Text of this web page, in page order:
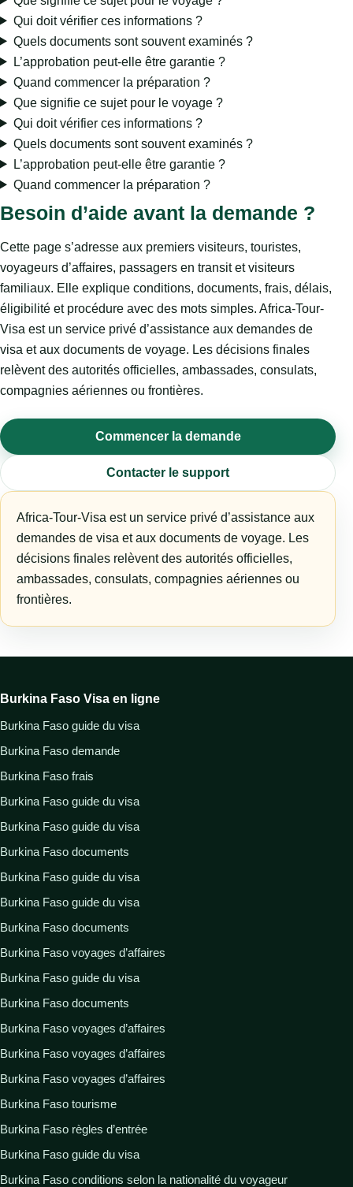
Qui doit vérifier ces informations ?
Quels documents sont souvent examinés ?
L’approbation peut-elle être garantie ?
Quand commencer la préparation ?
Que signifie ce sujet pour le voyage ?
Qui doit vérifier ces informations ?
Quels documents sont souvent examinés ?
L’approbation peut-elle être garantie ?
Quand commencer la préparation ?
Besoin d’aide avant la demande ?
Cette page s’adresse aux premiers visiteurs, touristes,
voyageurs d’affaires, passagers en transit et visiteurs
familiaux. Elle explique conditions, documents, frais, délais,
éligibilité et procédure avec des mots simples. Africa-Tour-
Visa est un service privé d’assistance aux demandes de
visa et aux documents de voyage. Les décisions finales
relèvent des autorités officielles, ambassades, consulats,
compagnies aériennes ou frontières.
Commencer la demande
Contacter le support
Africa-Tour-Visa est un service privé d’assistance aux
demandes de visa et aux documents de voyage. Les
décisions finales relèvent des autorités officielles,
ambassades, consulats, compagnies aériennes ou
frontières.
Burkina Faso Visa en ligne
Burkina Faso guide du visa
Burkina Faso demande
Burkina Faso frais
Burkina Faso guide du visa
Burkina Faso guide du visa
Burkina Faso documents
Burkina Faso guide du visa
Burkina Faso guide du visa
Burkina Faso documents
Burkina Faso voyages d’affaires
Burkina Faso guide du visa
Burkina Faso documents
Burkina Faso voyages d’affaires
Burkina Faso voyages d’affaires
Burkina Faso voyages d’affaires
Burkina Faso tourisme
Burkina Faso règles d’entrée
Burkina Faso guide du visa
Burkina Faso conditions selon la nationalité du voyageur